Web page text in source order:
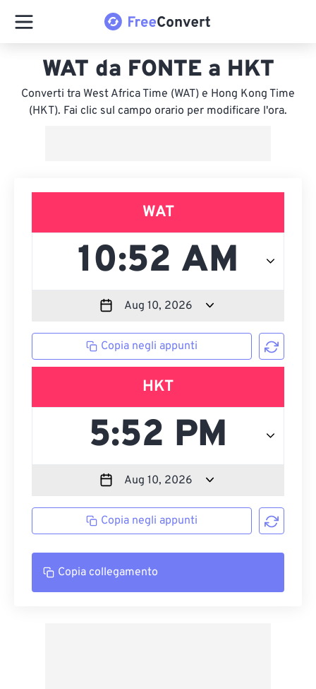
WAT da FONTE a HKT
Converti tra West Africa Time (WAT) e Hong Kong Time
(HKT). Fai clic sul campo orario per modificare l'ora.
WAT
Copia negli appunti
HKT
Copia negli appunti
Copia collegamento